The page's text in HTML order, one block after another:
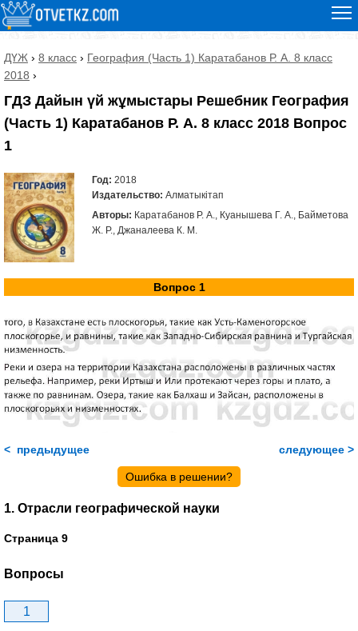
ДҮЖ › 8 класс › География (Часть 1) Каратабанов Р. А. 8 класс
2018 ›
ГДЗ Дайын үй жұмыстары Решебник География
(Часть 1) Каратабанов Р. А. 8 класс 2018 Вопрос
1
Год: 2018
Издательство: Алматыкітап
Авторы: Каратабанов Р. А., Куанышева Г. А., Байметова
Ж. Р., Джаналеева К. М.
Вопрос 1
< предыдущее следующее >
Ошибка в решении?
1. Отрасли географической науки
Страница 9
Вопросы
1